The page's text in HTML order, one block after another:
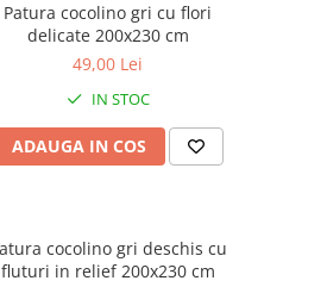
Patura cocolino gri cu flori
delicate 200x230 cm
49,00 Lei
IN STOC
ADAUGA IN COS
cocolino gri deschis cu
fluturi in relief 200x230 cm